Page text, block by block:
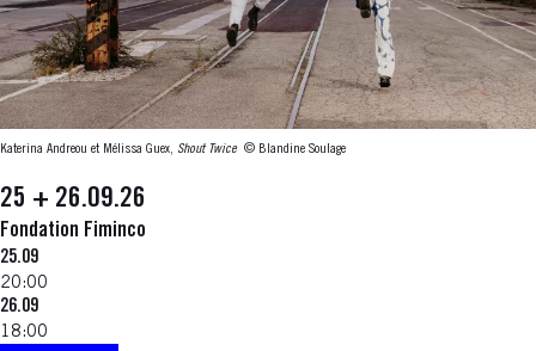
Katerina Andreou et Mélissa Guex, Shout Twice © Blandine Soulage
25 + 26.09.26
Fondation Fiminco
25.09
20:00
26.09
18:00